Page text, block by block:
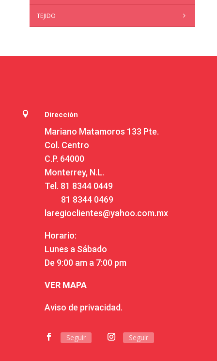
TEJIDO
 Dirección
Mariano Matamoros 133 Pte.
Col. Centro
C.P. 64000
Monterrey, N.L.
Tel. 81 8344 0449
81 8344 0469
laregioclientes@yahoo.com.mx
Horario:
Lunes a Sábado
De 9:00 am a 7:00 pm
VER MAPA
Aviso de privacidad.
Seguir Seguir